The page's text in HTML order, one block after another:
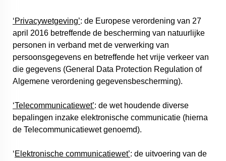
‘Privacywetgeving’: de Europese verordening van 27
april 2016 betreffende de bescherming van natuurlijke
personen in verband met de verwerking van
persoonsgegevens en betreffende het vrije verkeer van
die gegevens (General Data Protection Regulation of
Algemene verordening gegevensbescherming).
‘Telecommunicatiewet’: de wet houdende diverse
bepalingen inzake elektronische communicatie (hierna
de Telecommunicatiewet genoemd).
‘Elektronische communicatiewet’: de uitvoering van de